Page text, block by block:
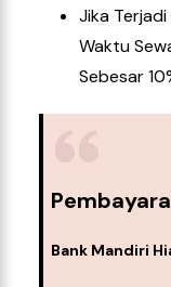
Jika
Waktu
Sebesar
Bank Mandiri